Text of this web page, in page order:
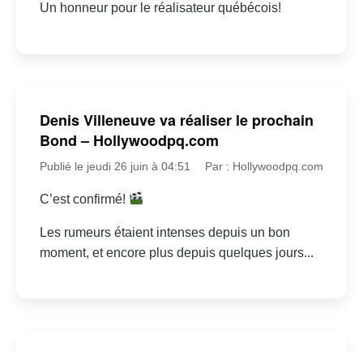
Un honneur pour le réalisateur québécois!
Denis Villeneuve va réaliser le prochain
Bond – Hollywoodpq.com
Publié le jeudi 26 juin à 04:51 Par : Hollywoodpq.com
C’est confirmé!
Les rumeurs étaient intenses depuis un bon
moment, et encore plus depuis quelques jours...